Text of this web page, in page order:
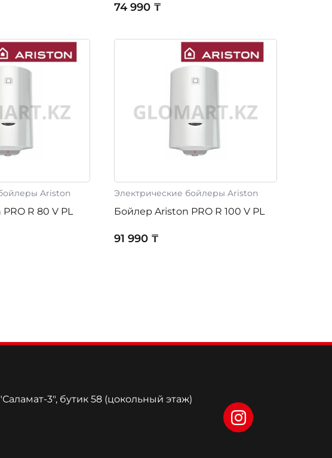
74 990 ₸
Ariston
R 80 V PL
Электрические бойлеры Ariston
Бойлер Ariston PRO R 100 V PL
91 990 ₸
3", бутик 58 (цокольный этаж)